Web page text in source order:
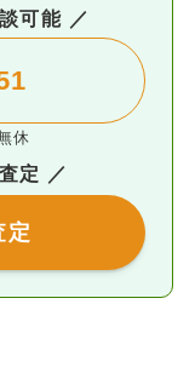
可能 ／
休
定 ／
定